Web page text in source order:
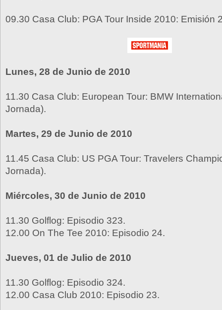
09.30 Casa Club: PGA Tour Inside 2010: Emisión
Lunes, 28 de Junio de 2010
11.30 Casa Club: European Tour: BMW
Jornada).
Martes, 29 de Junio de 2010
11.45 Casa Club: US PGA Tour: Travelers
Jornada).
Miércoles, 30 de Junio de 2010
11.30 Golflog: Episodio 323.
12.00 On The Tee 2010: Episodio 24.
Jueves, 01 de Julio de 2010
11.30 Golflog: Episodio 324.
12.00 Casa Club 2010: Episodio 23.